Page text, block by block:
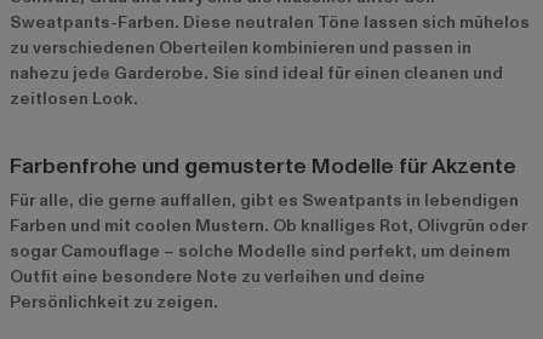
Sweatpants-Farben. Diese neutralen Töne lassen sich mühelos
zu verschiedenen Oberteilen kombinieren und passen in
nahezu jede Garderobe. Sie sind ideal für einen cleanen und
zeitlosen Look.
Farbenfrohe und gemusterte Modelle für Akzente
Für alle, die gerne auffallen, gibt es Sweatpants in lebendigen
Farben und mit coolen Mustern. Ob knalliges Rot, Olivgrün oder
sogar Camouflage – solche Modelle sind perfekt, um deinem
Outfit eine besondere Note zu verleihen und deine
Persönlichkeit zu zeigen.